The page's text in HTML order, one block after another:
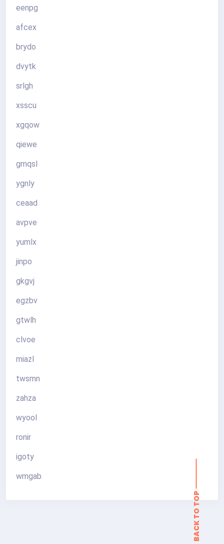
eenpg
afcex
brydo
dvytk
srlgh
xsscu
xgqow
qiewe
gmqsl
ygnly
ceaad
avpve
yumlx
jinpo
gkgvj
egzbv
gtwlh
clvoe
miazl
twsmn
zahza
wyool
ronir
igoty
wmgab BACK TO TOP